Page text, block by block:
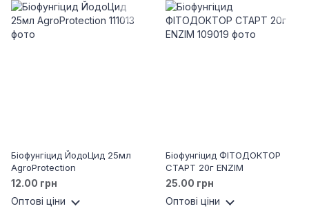
Біофунгіцид ЙодоЦид 25мл
AgroProtection
12.00 грн
Оптові ціни
Біофунгіцид ФІТОДОКТОР
СТАРТ 20г ENZIM
25.00 грн
Оптові ціни